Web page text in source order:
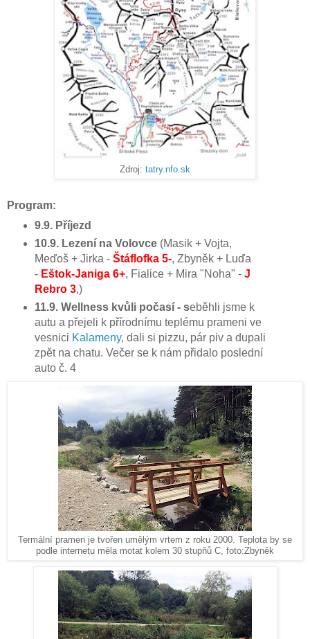
Zdroj: tatry.nfo.sk
Program:
9.9. Příjezd
10.9. Lezení na Volovce (Masik + Vojta,
Meďoš + Jirka - Štáflofka 5-, Zbyněk + Luďa
- Eštok-Janiga 6+, Fialice + Mira "Noha" - J
Rebro 3,)
11.9. Wellness kvůli počasí - seběhli jsme k
autu a přejeli k přírodnímu teplému prameni ve
vesnici Kalameny, dali si pizzu, pár piv a dupali
zpět na chatu. Večer se k nám přidalo poslední
auto č. 4
Termální pramen je tvořen umělým vrtem z roku 2000. Teplota by se
podle internetu měla motat kolem 30 stupňů C, foto:Zbyněk